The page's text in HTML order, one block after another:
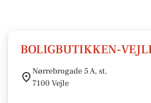
BOLIGBUTIKKEN-
Nørrebrogade 5 A, st.
7100 Vejle